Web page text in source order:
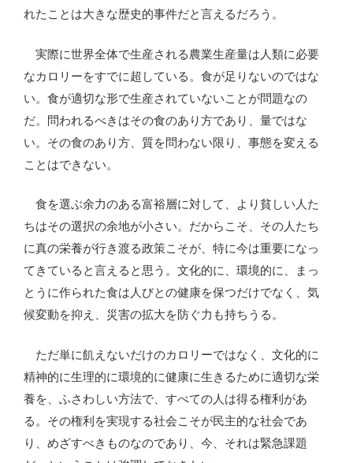
れたことは大きな歴史的事件だと言えるだろう。
実際に世界全体で生産される農業生産量は人類に必要
なカロリーをすでに超している。食が足りないのではな
い。食が適切な形で生産されていないことが問題なの
だ。問われるべきはその食のあり方であり、量ではな
い。その食のあり方、質を問わない限り、事態を変える
ことはできない。
食を選ぶ余力のある富裕層に対して、より貧しい人た
ちはその選択の余地が小さい。だからこそ、その人たち
に真の栄養が行き渡る政策こそが、特に今は重要になっ
てきていると言えると思う。文化的に、環境的に、まっ
とうに作られた食は人びとの健康を保つだけでなく、気
候変動を抑え、災害の拡大を防ぐ力も持ちうる。
ただ単に飢えないだけのカロリーではなく、文化的に
精神的に生理的に環境的に健康に生きるために適切な栄
養を、ふさわしい方法で、すべての人は得る権利があ
る。その権利を実現する社会こそが民主的な社会であ
り、めざすべきものなのであり、今、それは緊急課題